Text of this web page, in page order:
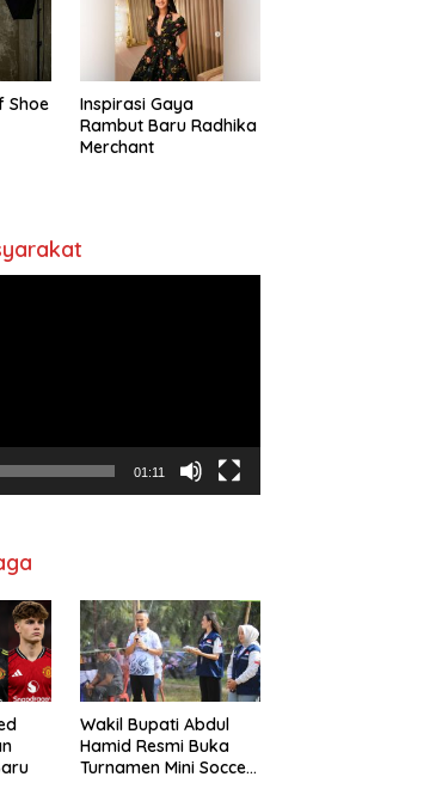
Shoe
Inspirasi Gaya
Rambut Baru Radhika
Merchant
01:11
Wakil Bupati Abdul
Hamid Resmi Buka
Turnamen Mini Soccer